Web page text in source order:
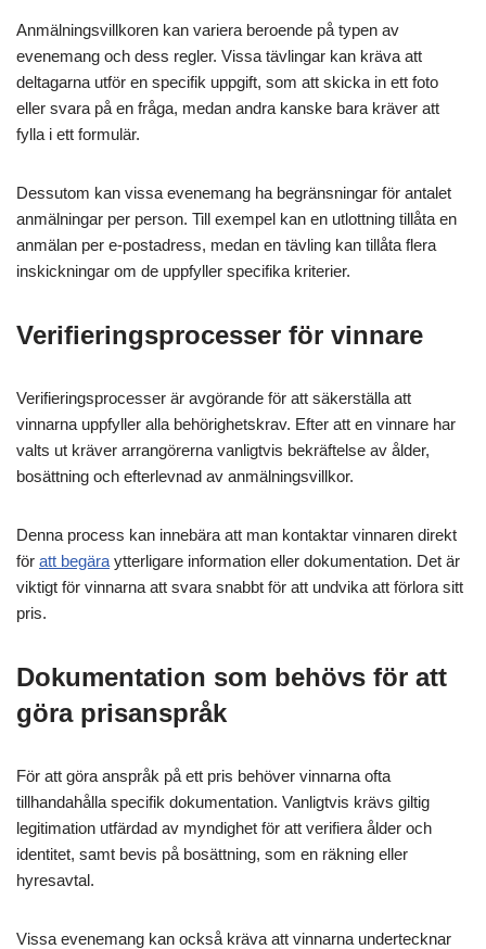
Anmälningsvillkoren kan variera beroende på typen av
evenemang och dess regler. Vissa tävlingar kan kräva att
deltagarna utför en specifik uppgift, som att skicka in ett foto
eller svara på en fråga, medan andra kanske bara kräver att
fylla i ett formulär.
Dessutom kan vissa evenemang ha begränsningar för antalet
anmälningar per person. Till exempel kan en utlottning tillåta en
anmälan per e-postadress, medan en tävling kan tillåta flera
inskickningar om de uppfyller specifika kriterier.
Verifieringsprocesser för vinnare
Verifieringsprocesser är avgörande för att säkerställa att
vinnarna uppfyller alla behörighetskrav. Efter att en vinnare har
valts ut kräver arrangörerna vanligtvis bekräftelse av ålder,
bosättning och efterlevnad av anmälningsvillkor.
Denna process kan innebära att man kontaktar vinnaren direkt
för att begära ytterligare information eller dokumentation. Det är
viktigt för vinnarna att svara snabbt för att undvika att förlora sitt
pris.
Dokumentation som behövs för att
göra prisanspråk
För att göra anspråk på ett pris behöver vinnarna ofta
tillhandahålla specifik dokumentation. Vanligtvis krävs giltig
legitimation utfärdad av myndighet för att verifiera ålder och
identitet, samt bevis på bosättning, som en räkning eller
hyresavtal.
Vissa evenemang kan också kräva att vinnarna undertecknar